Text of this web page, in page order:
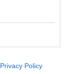
Privacy Policy